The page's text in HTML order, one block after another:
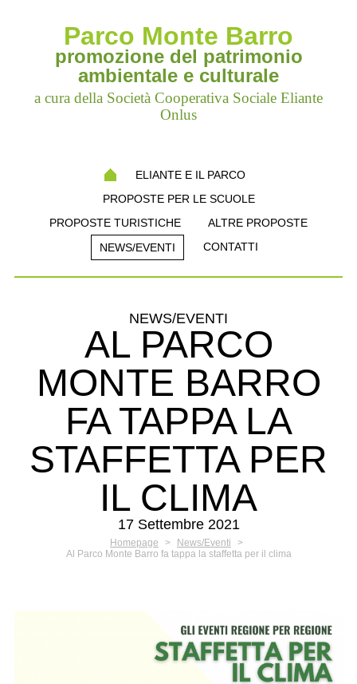
Parco Monte Barro
promozione del patrimonio
ambientale e culturale
a cura della Società Cooperativa Sociale Eliante
Onlus
ELIANTE E IL PARCO
PROPOSTE PER LE SCUOLE
PROPOSTE TURISTICHE
ALTRE PROPOSTE
NEWS/EVENTI
CONTATTI
NEWS/EVENTI
AL PARCO
MONTE BARRO
FA TAPPA LA
STAFFETTA PER
IL CLIMA
17 Settembre 2021
Homepage > News/Eventi
>
Al Parco Monte Barro fa tappa la staffetta per il clima